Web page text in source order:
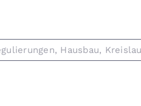
, Hausbau,